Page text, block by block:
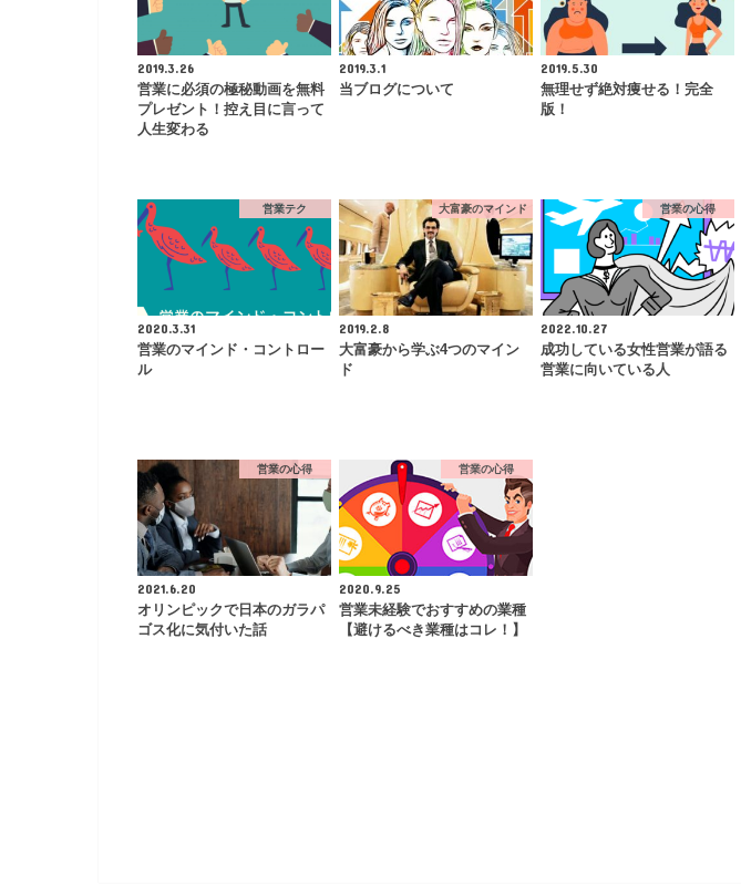
2019.3.26
営業に必須の極秘動画を無料
プレゼント！控え目に言って
人生変わる
2019.3.1
当ブログについて
2019.5.30
無理せず絶対痩せる！完全
版！
営業テク
2020.3.31
営業のマインド・コントロー
ル
大富豪のマインド
2019.2.8
大富豪から学ぶ4つのマイン
ド
営業の心得
2022.10.27
成功している女性営業が語る
営業に向いている人
営業の心得
2021.6.20
オリンピックで日本のガラパ
ゴス化に気付いた話
営業の心得
2020.9.25
営業未経験でおすすめの業種
【避けるべき業種はコレ！】